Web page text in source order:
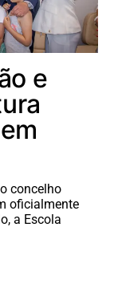
e
concelho
oficialmente
a Escola